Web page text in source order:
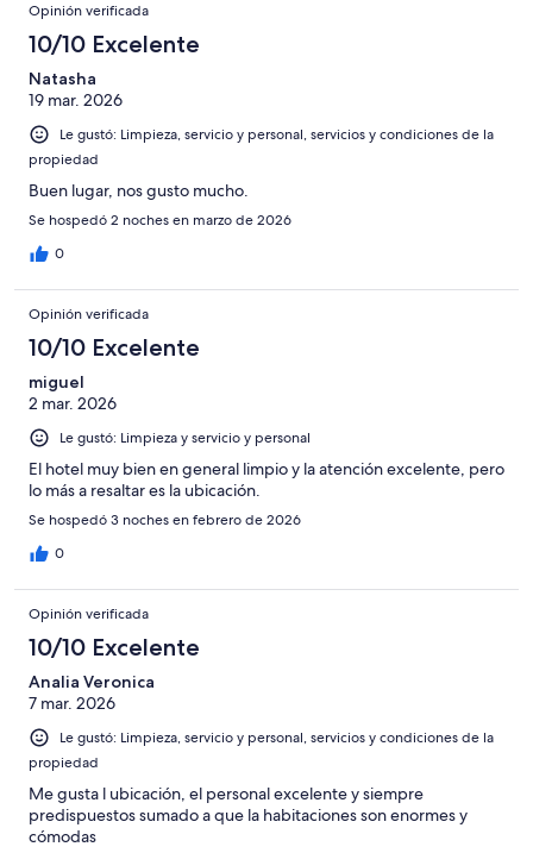
Opinión verificada
10/10 Excelente
Natasha
19 mar. 2026
Le gustó: Limpieza, servicio y personal, servicios y condiciones de la
propiedad
Buen lugar, nos gusto mucho.
Se hospedó 2 noches en marzo de 2026
0
Opinión verificada
10/10 Excelente
miguel
2 mar. 2026
Le gustó: Limpieza y servicio y personal
El hotel muy bien en general limpio y la atención excelente, pero
lo más a resaltar es la ubicación.
Se hospedó 3 noches en febrero de 2026
0
Opinión verificada
10/10 Excelente
Analia Veronica
7 mar. 2026
Le gustó: Limpieza, servicio y personal, servicios y condiciones de la
propiedad
Me gusta l ubicación, el personal excelente y siempre
predispuestos sumado a que la habitaciones son enormes y
cómodas